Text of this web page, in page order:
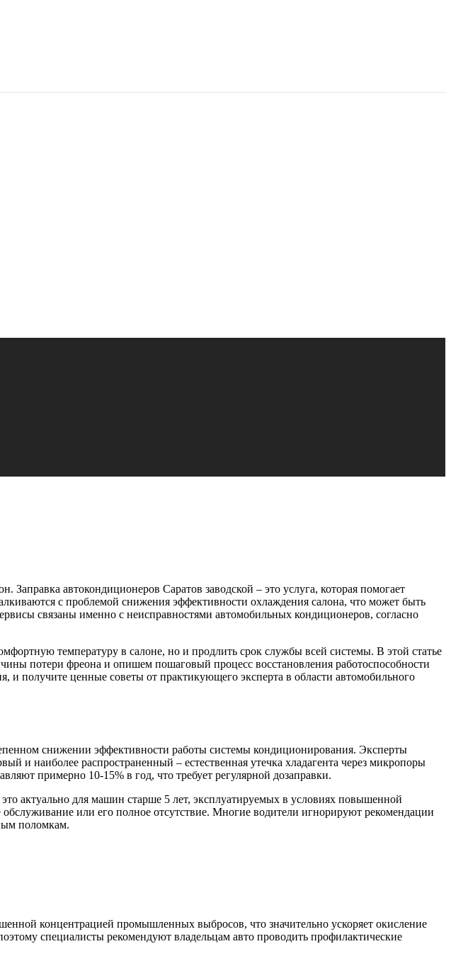
автокондиционеров Саратов заводской – это услуга, которая помогает
с проблемой снижения эффективности охлаждения салона, что может быть
связаны именно с неисправностями автомобильных кондиционеров, согласно
температуру в салоне, но и продлить срок службы всей системы. В этой статье
потери фреона и опишем пошаговый процесс восстановления работоспособности
получите ценные советы от практикующего эксперта в области автомобильного
снижении эффективности работы системы кондиционирования. Эксперты
и наиболее распространенный – естественная утечка хладагента через микропоры
примерно 10-15% в год, что требует регулярной дозаправки.
актуально для машин старше 5 лет, эксплуатируемых в условиях повышенной
или его полное отсутствие. Многие водители игнорируют рекомендации
поломкам.
концентрацией промышленных выбросов, что значительно ускоряет окисление
специалисты рекомендуют владельцам авто проводить профилактические